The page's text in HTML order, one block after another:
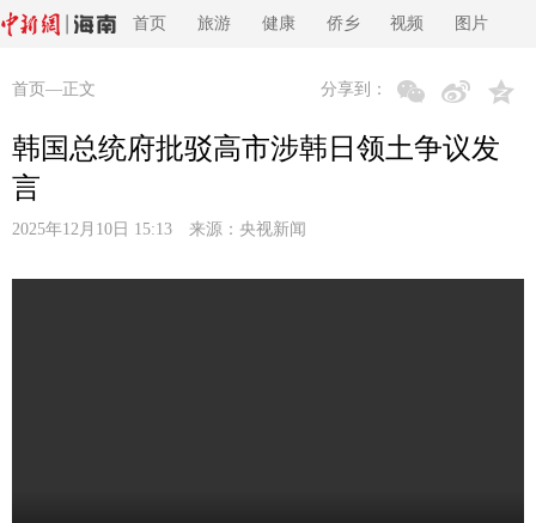
首页 旅游 健康 侨乡 视频 图片
首页 —正文 分享到：
韩国总统府批驳高市涉韩日领土争议发
言
2025年12月10日 15:13 来源： 央视新闻